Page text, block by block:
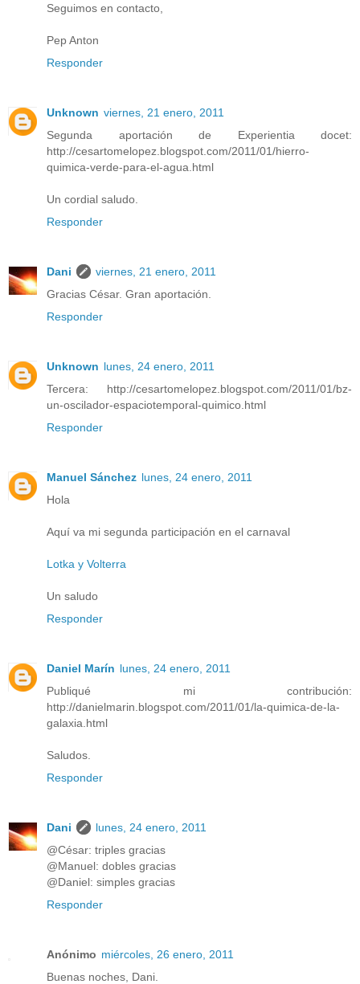
Seguimos en contacto,
Pep Anton
Responder
Unknown viernes, 21 enero, 2011
Segunda aportación de Experientia docet:
http://cesartomelopez.blogspot.com/2011/01/hierro-
quimica-verde-para-el-agua.html
Un cordial saludo.
Responder
Dani
viernes, 21 enero, 2011
Gracias César. Gran aportación.
Responder
Unknown lunes, 24 enero, 2011
Tercera: http://cesartomelopez.blogspot.com/2011/01/bz-
un-oscilador-espaciotemporal-quimico.html
Responder
Manuel Sánchez lunes, 24 enero, 2011
Hola
Aquí va mi segunda participación en el carnaval
Lotka y Volterra
Un saludo
Responder
Daniel Marín lunes, 24 enero, 2011
Publiqué mi contribución:
http://danielmarin.blogspot.com/2011/01/la-quimica-de-la-
galaxia.html
Saludos.
Responder
Dani
lunes, 24 enero, 2011
@César: triples gracias
@Manuel: dobles gracias
@Daniel: simples gracias
Responder
Anónimo miércoles, 26 enero, 2011
Buenas noches, Dani.